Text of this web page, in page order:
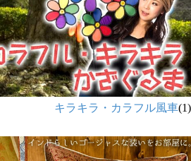
キラキラ・カラフル風車(1)